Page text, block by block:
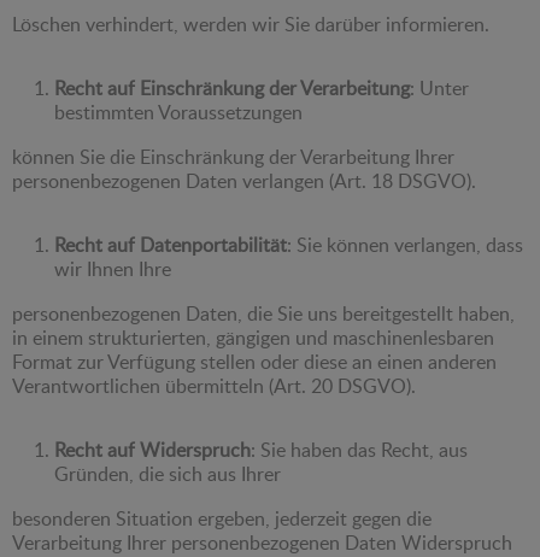
Löschen verhindert, werden wir Sie darüber informieren.
Recht auf Einschränkung der Verarbeitung: Unter
bestimmten Voraussetzungen
können Sie die Einschränkung der Verarbeitung Ihrer
personenbezogenen Daten verlangen (Art. 18 DSGVO).
Recht auf Datenportabilität: Sie können verlangen, dass
wir Ihnen Ihre
personenbezogenen Daten, die Sie uns bereitgestellt haben,
in einem strukturierten, gängigen und maschinenlesbaren
Format zur Verfügung stellen oder diese an einen anderen
Verantwortlichen übermitteln (Art. 20 DSGVO).
Recht auf Widerspruch: Sie haben das Recht, aus
Gründen, die sich aus Ihrer
besonderen Situation ergeben, jederzeit gegen die
Verarbeitung Ihrer personenbezogenen Daten Widerspruch